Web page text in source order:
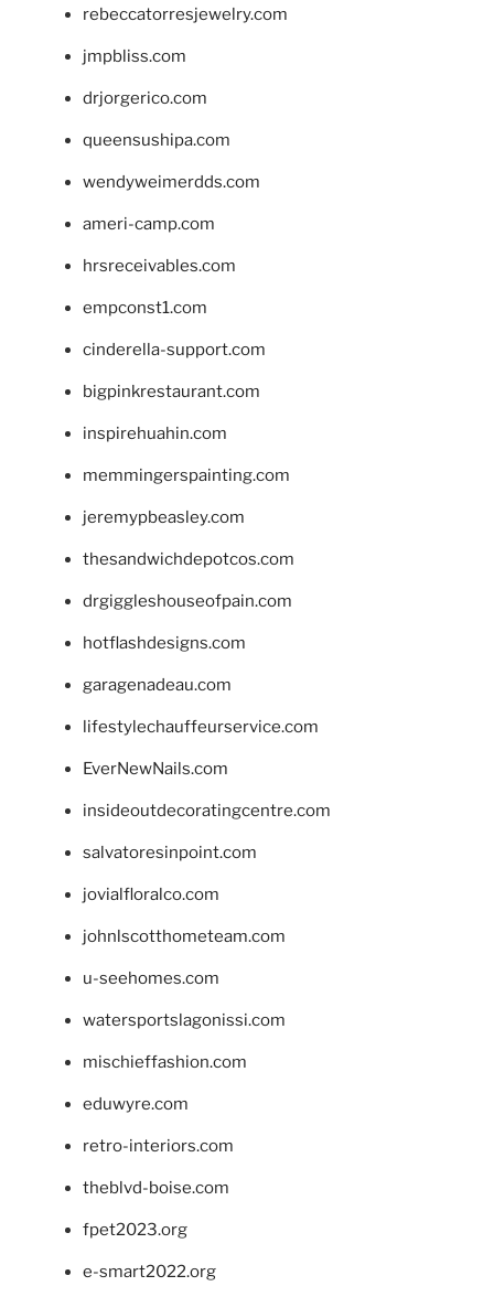
rebeccatorresjewelry.com
jmpbliss.com
drjorgerico.com
queensushipa.com
wendyweimerdds.com
ameri-camp.com
hrsreceivables.com
empconst1.com
cinderella-support.com
bigpinkrestaurant.com
inspirehuahin.com
memmingerspainting.com
jeremypbeasley.com
thesandwichdepotcos.com
drgiggleshouseofpain.com
hotflashdesigns.com
garagenadeau.com
lifestylechauffeurservice.com
EverNewNails.com
insideoutdecoratingcentre.com
salvatoresinpoint.com
jovialfloralco.com
johnlscotthometeam.com
u-seehomes.com
watersportslagonissi.com
mischieffashion.com
eduwyre.com
retro-interiors.com
theblvd-boise.com
fpet2023.org
e-smart2022.org